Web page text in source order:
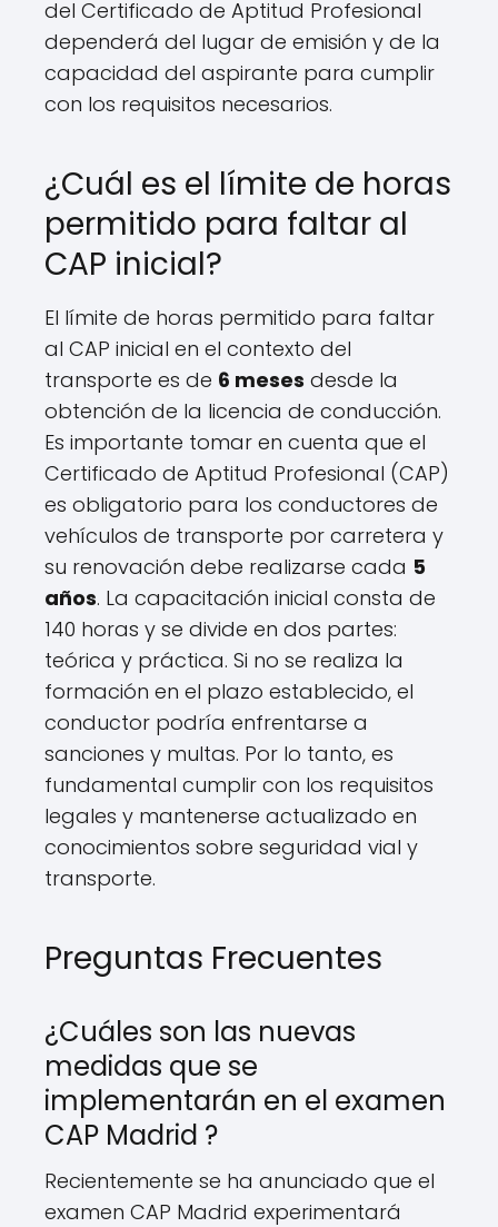
del Certificado de Aptitud Profesional
dependerá del lugar de emisión y de la
capacidad del aspirante para cumplir
con los requisitos necesarios.
¿Cuál es el límite de horas
permitido para faltar al
CAP inicial?
El límite de horas permitido para faltar
al CAP inicial en el contexto del
transporte es de 6 meses desde la
obtención de la licencia de conducción.
Es importante tomar en cuenta que el
Certificado de Aptitud Profesional (CAP)
es obligatorio para los conductores de
vehículos de transporte por carretera y
su renovación debe realizarse cada 5
años. La capacitación inicial consta de
140 horas y se divide en dos partes:
teórica y práctica. Si no se realiza la
formación en el plazo establecido, el
conductor podría enfrentarse a
sanciones y multas. Por lo tanto, es
fundamental cumplir con los requisitos
legales y mantenerse actualizado en
conocimientos sobre seguridad vial y
transporte.
Preguntas Frecuentes
¿Cuáles son las nuevas
medidas que se
implementarán en el examen
CAP Madrid ?
Recientemente se ha anunciado que el
examen CAP Madrid experimentará